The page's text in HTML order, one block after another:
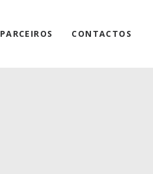
PARCEIROS CONTACTOS